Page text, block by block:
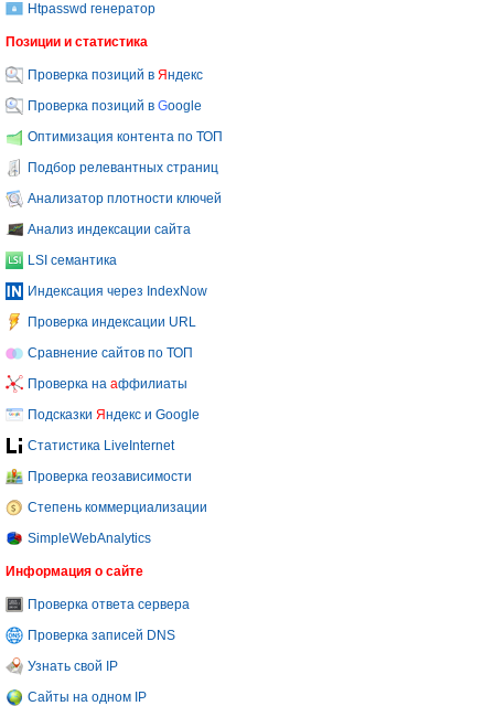
Htpasswd генератор
Позиции и статистика
Проверка позиций в Яндекс
Проверка позиций в Google
Оптимизация контента по ТОП
Подбор релевантных страниц
Анализатор плотности ключей
Анализ индексации сайта
LSI семантика
Индексация через IndexNow
Проверка индексации URL
Сравнение сайтов по ТОП
Проверка на аффилиаты
Подсказки Яндекс и Google
Статистика LiveInternet
Проверка геозависимости
Степень коммерциализации
SimpleWebAnalytics
Информация о сайте
Проверка ответа сервера
Проверка записей DNS
Узнать свой IP
Сайты на одном IP